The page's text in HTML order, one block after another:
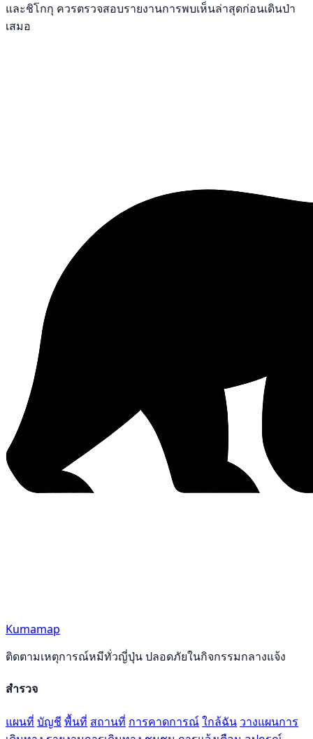
และชิโกกุ ควรตรวจสอบรายงานการพบเห็นล่าสุดก่อนเดินป่า
เสมอ
Kumamap
ติดตามเหตุการณ์หมีทั่วญี่ปุ่น ปลอดภัยในกิจกรรมกลางแจ้ง
สำรวจ
แผนที่ บัญชี พื้นที่ สถานที่ การคาดการณ์ใกล้ฉัน วางแผนการ